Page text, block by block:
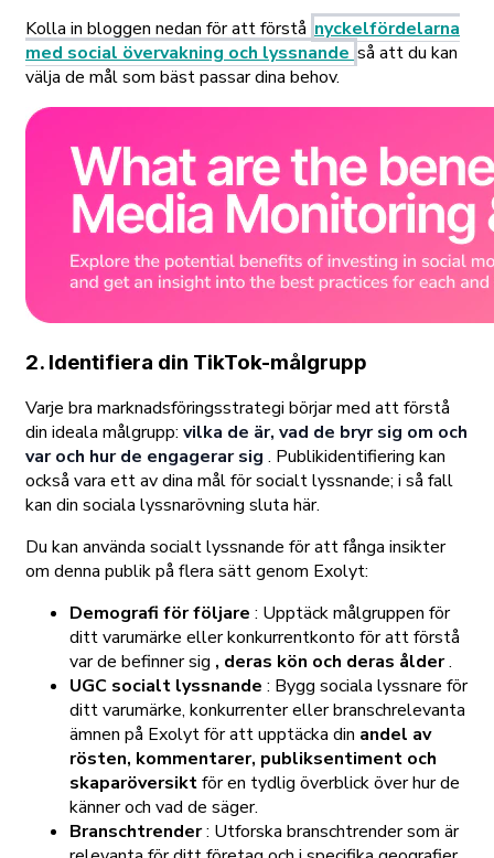
Kolla in bloggen nedan för att förstå nyckelfördelarna
med social övervakning och lyssnande så att du kan
välja de mål som bäst passar dina behov.
2. Identifiera din TikTok-målgrupp
Varje bra marknadsföringsstrategi börjar med att förstå
din ideala målgrupp: vilka de är, vad de bryr sig om och
var och hur de engagerar sig . Publikidentifiering kan
också vara ett av dina mål för socialt lyssnande; i så fall
kan din sociala lyssnarövning sluta här.
Du kan använda socialt lyssnande för att fånga insikter
om denna publik på flera sätt genom Exolyt:
Demografi för följare : Upptäck målgruppen för
ditt varumärke eller konkurrentkonto för att förstå
var de befinner sig , deras kön och deras ålder.
UGC socialt lyssnande : Bygg sociala lyssnare för
ditt varumärke, konkurrenter eller branschrelevanta
ämnen på Exolyt för att upptäcka din andel av
rösten, kommentarer, publiksentiment och
skaparöversiktför en tydlig överblick över hur de
känner och vad de säger.
Branschtrender: Utforska branschtrender som är